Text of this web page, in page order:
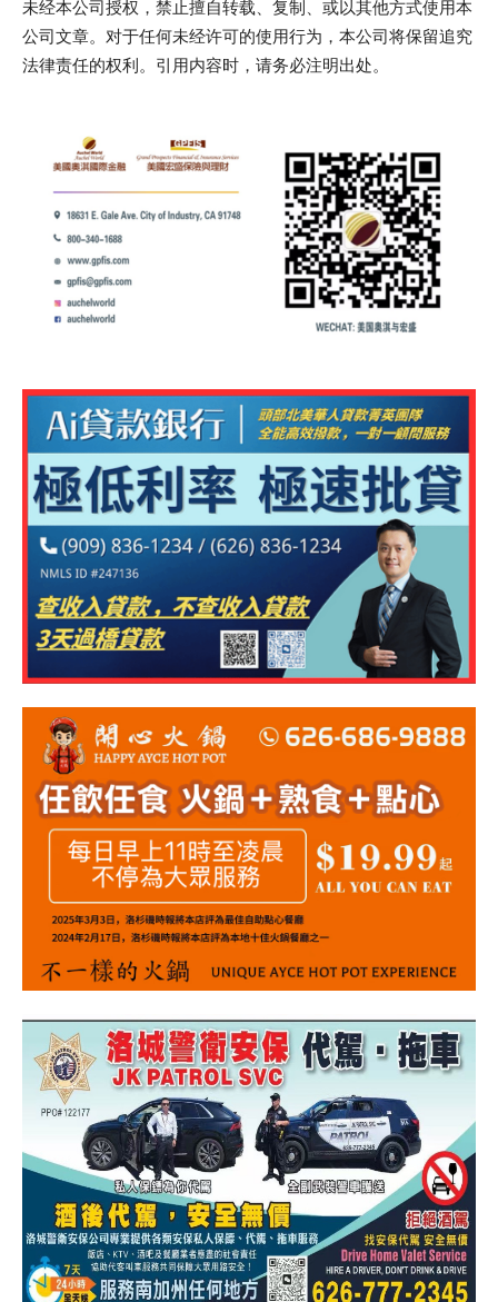
未经本公司授权，禁止擅自转载、复制、或以其他方式使用本
公司文章。对于任何未经许可的使用行为，本公司将保留追究
法律责任的权利。引用内容时，请务必注明出处。